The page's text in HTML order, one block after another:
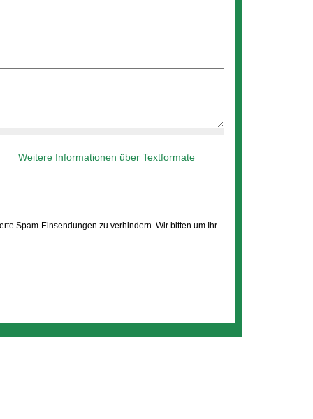
Weitere Informationen über Textformate
Spam-Einsendungen zu verhindern. Wir bitten um Ihr